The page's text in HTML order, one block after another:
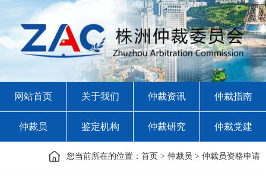
网站首页 关于我们 仲裁资讯 仲裁指南
仲裁员 鉴定机构 仲裁研究 仲裁党建
您当前所在的位置： 首页 > 仲裁员 > 仲裁员资格申请